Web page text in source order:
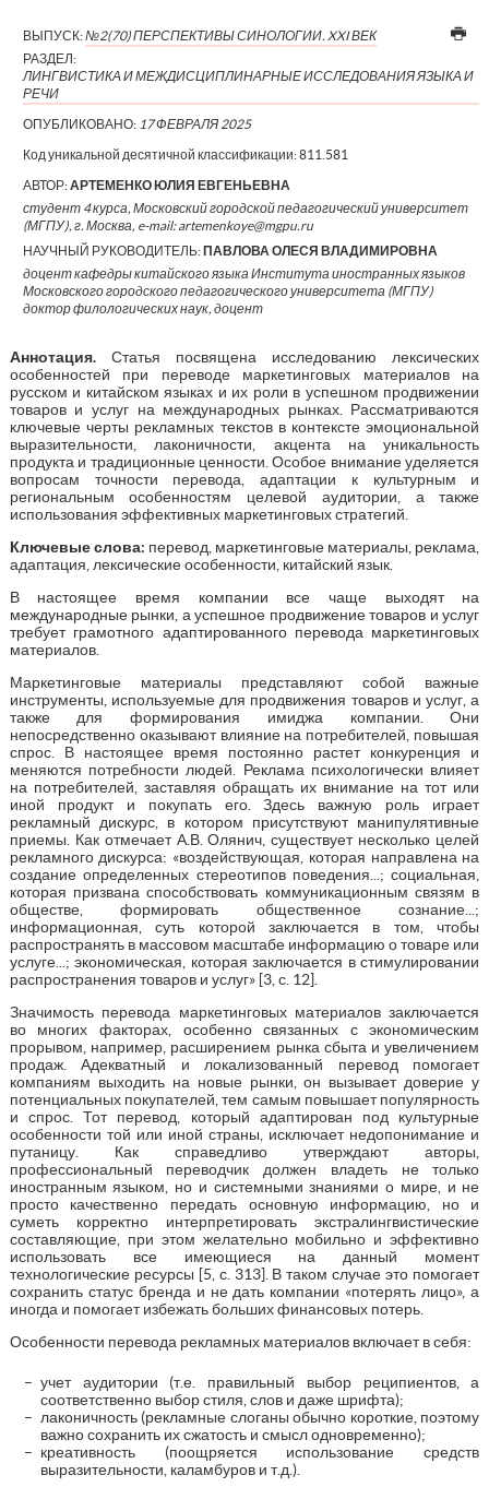
ВЫПУСК:№2(70) ПЕРСПЕКТИВЫ СИНОЛОГИИ. XXI ВЕК
РАЗДЕЛ:
ЛИНГВИСТИКА И МЕЖДИСЦИПЛИНАРНЫЕ ИССЛЕДОВАНИЯ ЯЗЫКА И
РЕЧИ
ОПУБЛИКОВАНО: 17 ФЕВРАЛЯ 2025
Код уникальной десятичной классификации:811.581
АВТОР:АРТЕМЕНКО ЮЛИЯ ЕВГЕНЬЕВНА
студент 4 курса, Московский городской педагогический университет
(МГПУ), г. Москва, e-mail: artemenkoye@mgpu.ru
НАУЧНЫЙ РУКОВОДИТЕЛЬ:ПАВЛОВА ОЛЕСЯ ВЛАДИМИРОВНА
доцент кафедры китайского языка Института иностранных языков
Московского городского педагогического университета (МГПУ)
доктор филологических наук, доцент
Аннотация. Статья посвящена исследованию лексических
особенностей при переводе маркетинговых материалов на
русском и китайском языках и их роли в успешном продвижении
товаров и услуг на международных рынках. Рассматриваются
ключевые черты рекламных текстов в контексте эмоциональной
выразительности, лаконичности, акцента на уникальность
продукта и традиционные ценности. Особое внимание уделяется
вопросам точности перевода, адаптации к культурным и
региональным особенностям целевой аудитории, а также
использования эффективных маркетинговых стратегий.
Ключевые слова: перевод, маркетинговые материалы, реклама,
адаптация, лексические особенности, китайский язык.
В настоящее время компании все чаще выходят на
международные рынки, а успешное продвижение товаров и услуг
требует грамотного адаптированного перевода маркетинговых
материалов.
Маркетинговые материалы представляют собой важные
инструменты, используемые для продвижения товаров и услуг, а
также для формирования имиджа компании. Они
непосредственно оказывают влияние на потребителей, повышая
спрос. В настоящее время постоянно растет конкуренция и
меняются потребности людей. Реклама психологически влияет
на потребителей, заставляя обращать их внимание на тот или
иной продукт и покупать его. Здесь важную роль играет
рекламный дискурс, в котором присутствуют манипулятивные
приемы. Как отмечает А.В. Олянич, существует несколько целей
рекламного дискурса: «воздействующая, которая направлена на
создание определенных стереотипов поведения...; социальная,
которая призвана способствовать коммуникационным связям в
обществе, формировать общественное сознание...;
информационная, суть которой заключается в том, чтобы
распространять в массовом масштабе информацию о товаре или
услуге...; экономическая, которая заключается в стимулировании
распространения товаров и услуг» [3, с. 12].
Значимость перевода маркетинговых материалов заключается
во многих факторах, особенно связанных с экономическим
прорывом, например, расширением рынка сбыта и увеличением
продаж. Адекватный и локализованный перевод помогает
компаниям выходить на новые рынки, он вызывает доверие у
потенциальных покупателей, тем самым повышает популярность
и спрос. Тот перевод, который адаптирован под культурные
особенности той или иной страны, исключает недопонимание и
путаницу. Как справедливо утверждают авторы,
профессиональный переводчик должен владеть не только
иностранным языком, но и системными знаниями о мире, и не
просто качественно передать основную информацию, но и
суметь корректно интерпретировать экстралингвистические
составляющие, при этом желательно мобильно и эффективно
использовать все имеющиеся на данный момент
технологические ресурсы [5, с. 313]. В таком случае это помогает
сохранить статус бренда и не дать компании «потерять лицо», а
иногда и помогает избежать больших финансовых потерь.
Особенности перевода рекламных материалов включает в себя:
учет аудитории (т.е. правильный выбор реципиентов, а
соответственно выбор стиля, слов и даже шрифта);
лаконичность (рекламные слоганы обычно короткие, поэтому
важно сохранить их сжатость и смысл одновременно);
креативность (поощряется использование средств
выразительности, каламбуров и т.д.).